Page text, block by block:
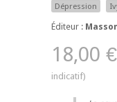
Dépression
Éditeur :
18,00